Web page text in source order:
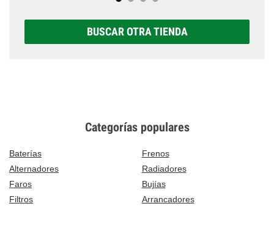
BUSCAR OTRA TIENDA
Categorías populares
Baterías
Frenos
Alternadores
Radiadores
Faros
Bujías
Filtros
Arrancadores